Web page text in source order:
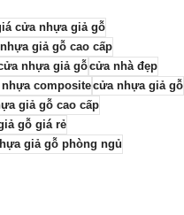
cửa nhựa giả gỗ
giả gỗ cao cấp
nhựa giả gỗcửa nhà đẹp
compositecửa nhựa giả gỗ
giả gỗ cao cấp
gỗ giá rẻ
giả gỗ phòng ngủ